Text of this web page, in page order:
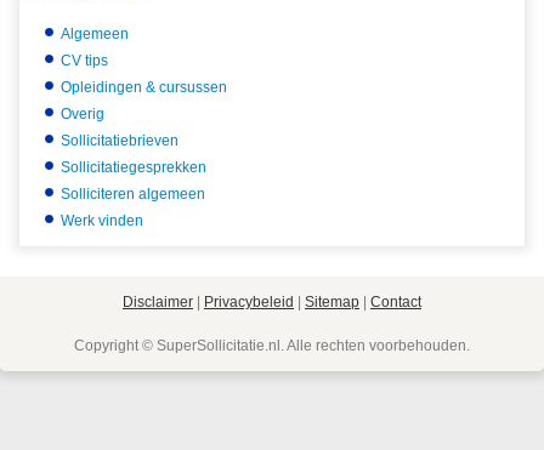
Algemeen
CV tips
Opleidingen & cursussen
Overig
Sollicitatiebrieven
Sollicitatiegesprekken
Solliciteren algemeen
Werk vinden
Disclaimer Privacybeleid Sitemap Contact
Copyright © SuperSollicitatie.nl. Alle rechten voorbehouden.